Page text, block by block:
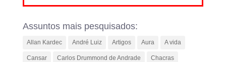
Assuntos mais pesquisados:
Allan Kardec André Luiz Artigos Aura A vida
Cansar Carlos Drummond de Andrade Chacras